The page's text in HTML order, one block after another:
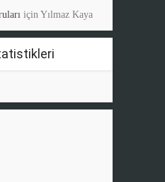
için Yılmaz Kaya